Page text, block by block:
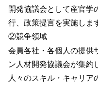
開発協議会として産官学
行、政策提言を実施しま
②競争領域
会員各社・各個人の提供
ン人材開発協議会が集約
人々のスキル・キャリア